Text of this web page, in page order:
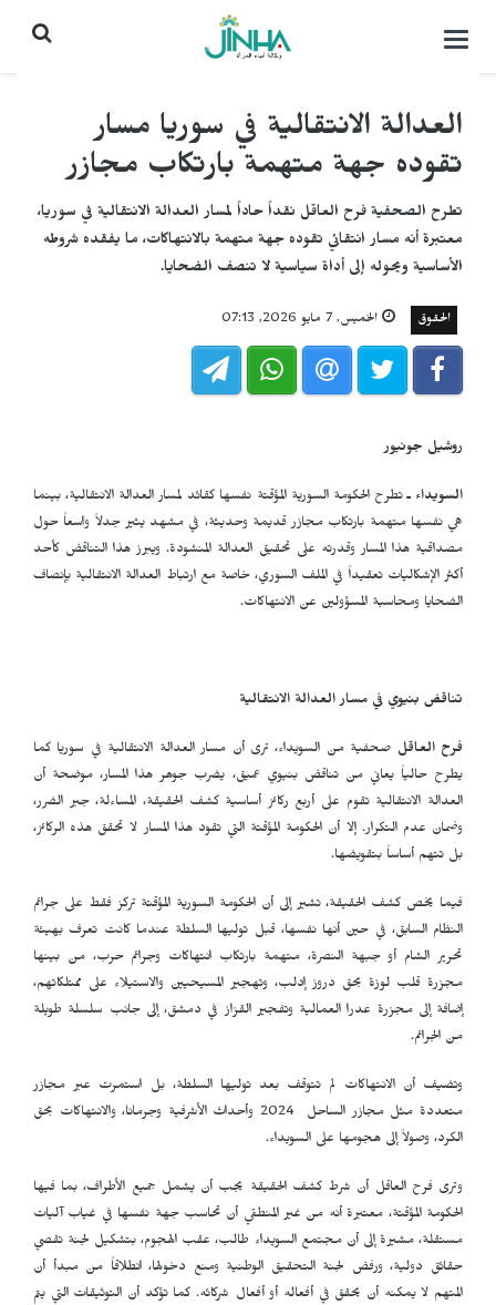
التحكم
العدالة الانتقالية في سوريا مسار
تقوده جهة متهمة بارتكاب مجازر
تطرح الصحفية فرح العاقل نقداً حاداً لمسار العدالة الانتقالية في سوريا،
معتبرة أنه مسار انتقائي تقوده جهة متهمة بالانتهاكات، ما يفقده شروطه
الأساسية ويحوله إلى أداة سياسية لا تنصف الضحايا.
الحقوق الخميس, 7 مايو 2026, 07:13
روشيل جونيور
السويداء ـتطرح الحكومة السورية المؤقتة نفسها كقائد لمسار العدالة الانتقالية، بينما
هي نفسها متهمة بارتكاب مجازر قديمة وحديثة، في مشهد يثير جدلاً واسعاً حول
مصداقية هذا المسار وقدرته على تحقيق العدالة المنشودة. ويبرز هذا التناقض كأحد
أكثر الإشكاليات تعقيداً في الملف السوري، خاصة مع ارتباط العدالة الانتقالية بإنصاف
الضحايا ومحاسبة المسؤولين عن الانتهاكات.
تناقض بنيوي في مسار العدالة الانتقالية
فرح العاقل صحفية من السويداء، ترى أن مسار العدالة الانتقالية في سوريا كما
يطرح حالياً يعاني من تناقض بنيوي عميق، يضرب جوهر هذا المسار، موضحة أن
العدالة الانتقالية تقوم على أربع ركائز أساسية كشف الحقيقة، المساءلة، جبر الضرر،
وضمان عدم التكرار. إلا أن الحكومة المؤقتة التي تقود هذا المسار لا تحقق هذه الركائز،
بل تتهم أساساً بتقويضها.
فيما يخص كشف الحقيقة، تشير إلى أن الحكومة السورية المؤقتة تركز فقط على جرائم
النظام السابق، في حين أنها نفسها، قبل توليها السلطة عندما كانت تعرف بهيئة
تحرير الشام أو جبهة النصرة، متهمة بارتكاب انتهاكات وجرائم حرب، من بينها
مجزرة قلب لوزة بحق دروز إدلب، وتهجير المسيحيين والاستيلاء على ممتلكاتهم،
إضافة إلى مجزرة عدرا العمالية وتفجير القزاز في دمشق، إلى جانب سلسلة طويلة
من الجرائم.
وتضيف أن الانتهاكات لم تتوقف بعد توليها السلطة، بل استمرت عبر مجازر
متعددة مثل مجازر الساحل 2024 وأحداث الأشرفية وجرمانا، والانتهاكات بحق
الكرد، وصولاً إلى هجومها على السويداء.
وترى فرح العاقل أن شرط كشف الحقيقة يجب أن يشمل جميع الأطراف، بما فيها
الحكومة المؤقتة، معتبرة أنه من غير المنطقي أن تحاسب جهة نفسها في غياب آليات
مستقلة، مشيرة إلى أن مجتمع السويداء طالب، عقب الهجوم، بتشكيل لجنة تقصي
حقائق دولية، ورفض لجنة التحقيق الوطنية ومنع دخولها، انطلاقاً من مبدأ أن
المتهم لا يمكنه أن يحقق في أفعاله أو أفعال شركائه. كما تؤكد أن التوثيقات التي يتم